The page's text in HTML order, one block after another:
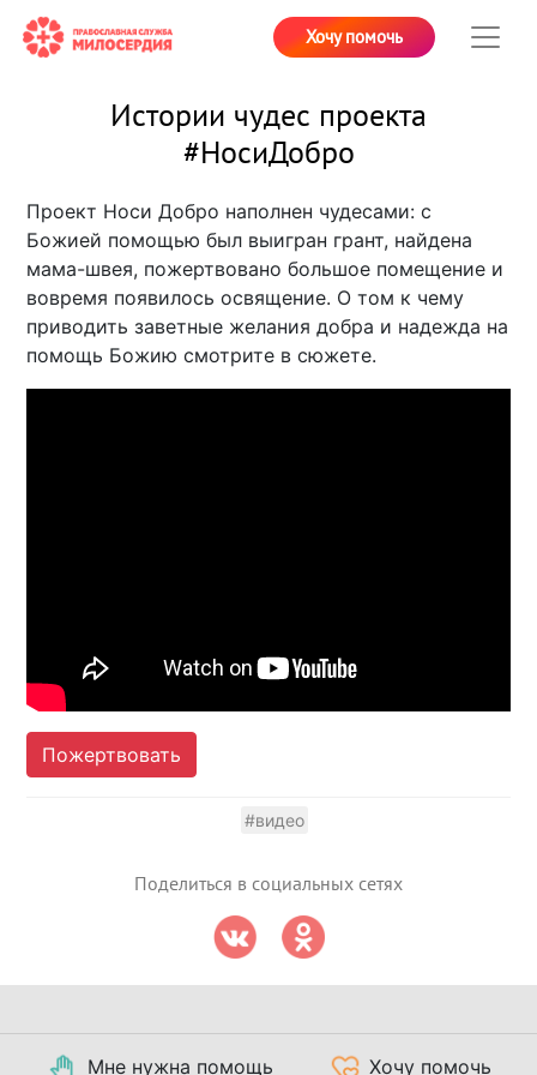
Хочу помочь
Истории чудес проекта
#НосиДобро
Проект Носи Добро наполнен чудесами: с
Божией помощью был выигран грант, найдена
мама-швея, пожертвовано большое помещение и
вовремя появилось освящение. О том к чему
приводить заветные желания добра и надежда на
помощь Божию смотрите в сюжете.
Пожертвовать
#видео
Поделиться в социальных сетях
Мне нужна помощь Хочу помочь